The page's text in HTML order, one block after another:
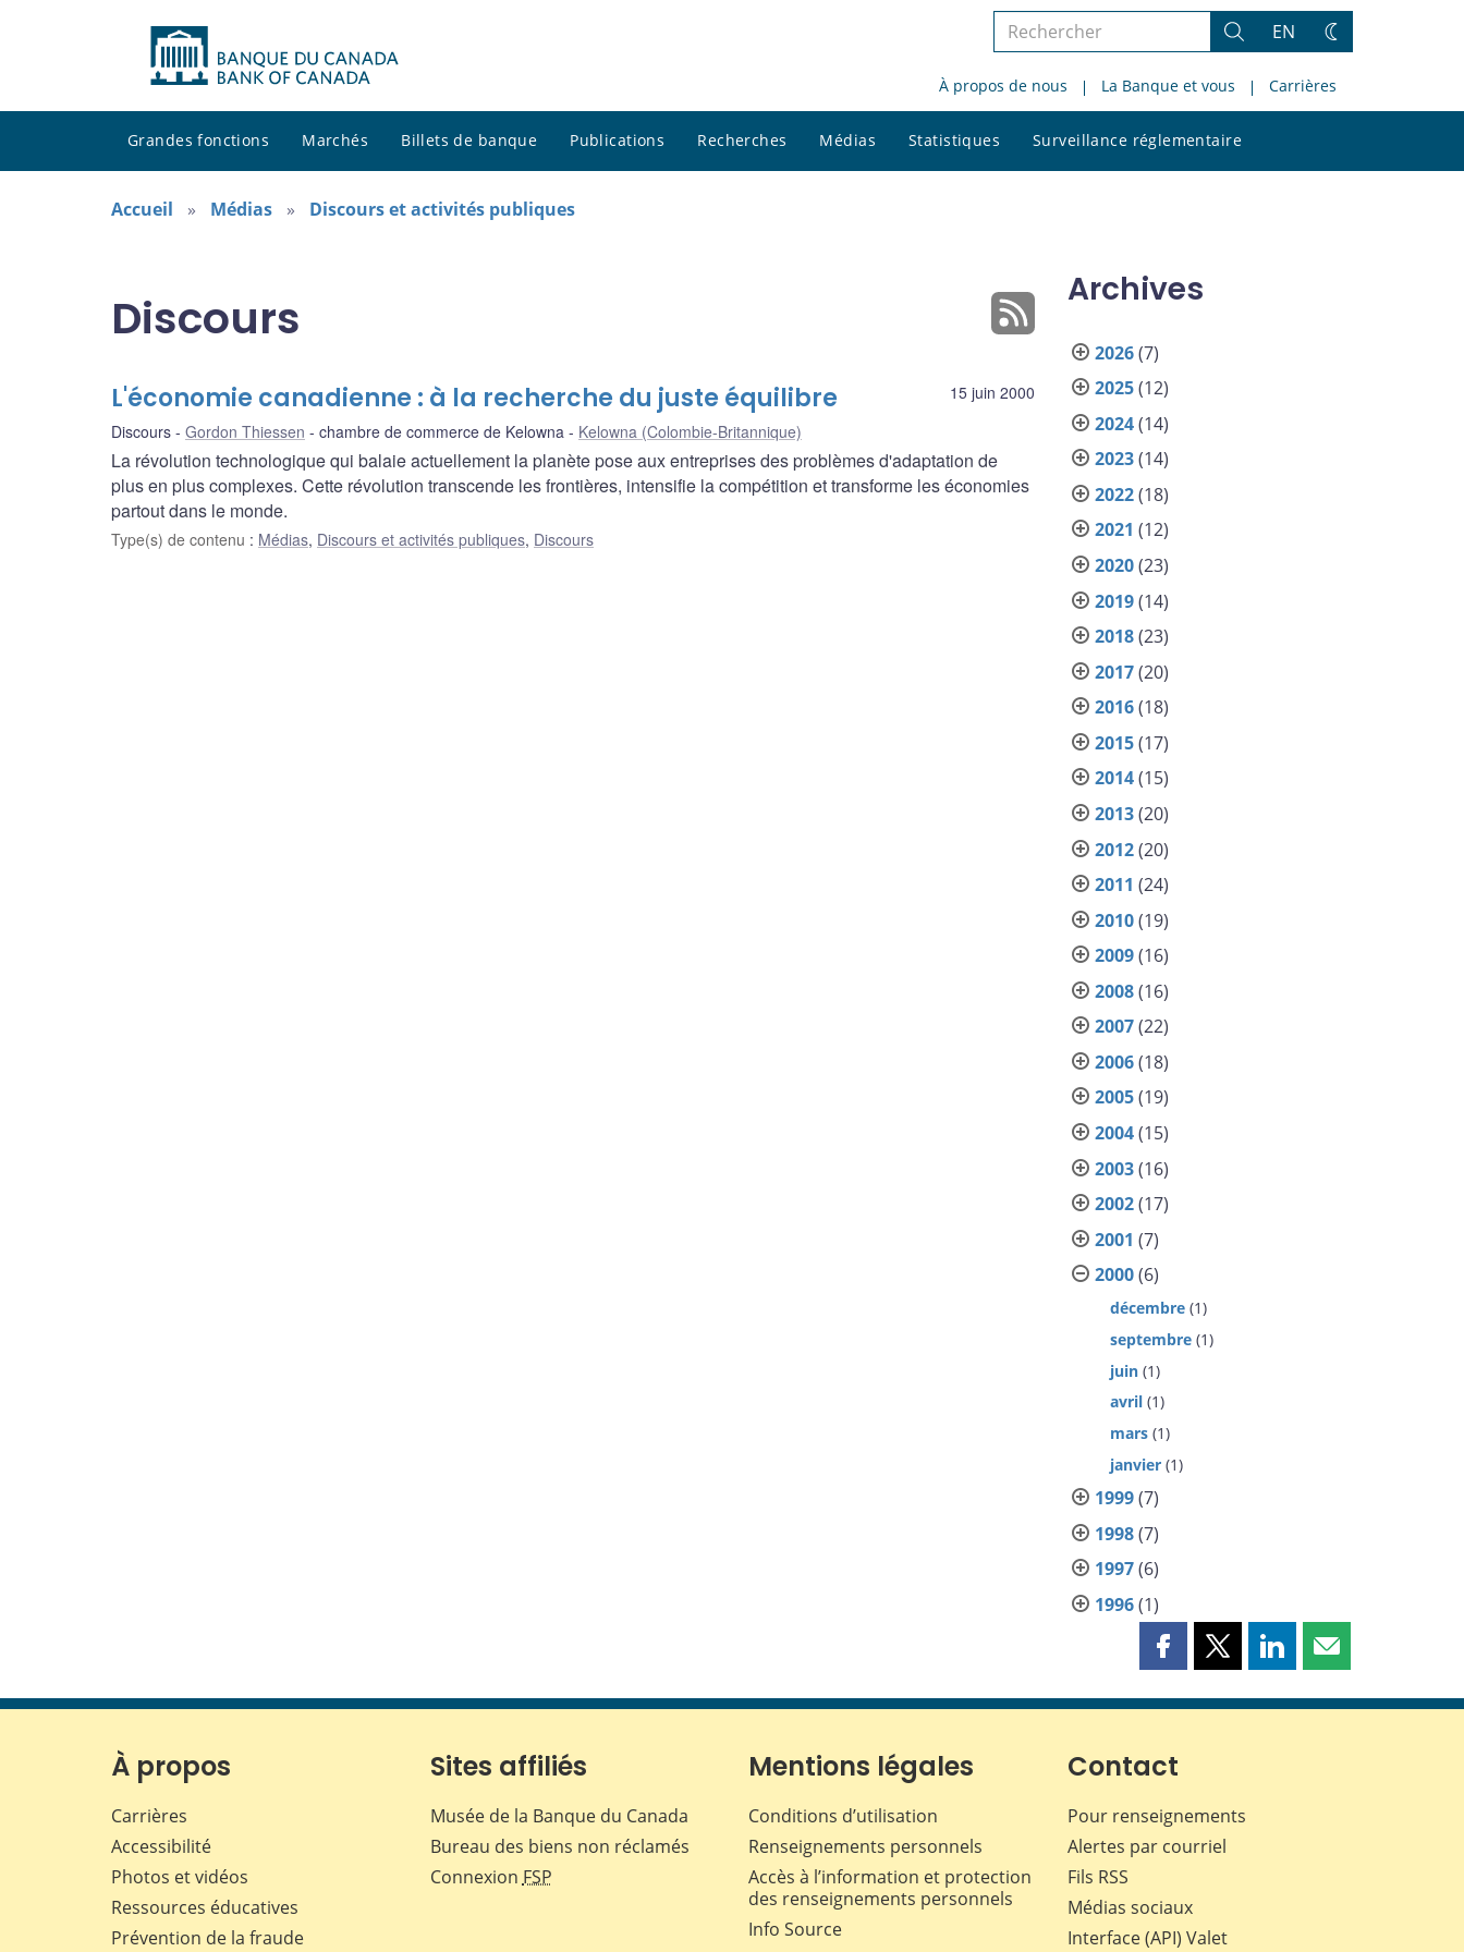
Rechercher
le
site
Rechercher
EN
Changez
thème
À propos de nous La Banque et vous Carrières
Grandes fonctions Marchés Billets de banque Publications Recherches Médias Statistiques Surveillance réglementaire
le
Accueil Médias Discours et activités publiques
Discours
15 juin 2000
L'économie canadienne : à la recherche du juste équilibre
Discours Gordon Thiessen chambre de commerce de Kelowna Kelowna (Colombie-Britannique)
La révolution technologique qui balaie actuellement la planète pose aux entreprises des problèmes d'adaptation de
plus en plus complexes. Cette révolution transcende les frontières, intensifie la compétition et transforme les économies
partout dans le monde.
Type(s) de contenu : Médias, Discours et activités publiques, Discours
Archives
2026(7)
2025(12)
2024(14)
2023(14)
2022(18)
2021 (12)
2020(23)
2019(14)
2018(23)
2017(20)
2016(18)
2015(17)
2014(15)
2013(20)
2012(20)
2011 (24)
2010(19)
2009(16)
2008(16)
2007(22)
2006(18)
2005(19)
2004(15)
2003(16)
2002(17)
2001 (7)
2000(6)
décembre (1)
septembre (1)
juin (1)
avril (1)
mars (1)
janvier (1)
1999(7)
1998(7)
1997(6)
1996(1)
Partager
page
Facebook
Partager
page
Partager
page
Partager
page
À propos
Carrières
Accessibilité
Photos et vidéos
Ressources éducatives
Prévention de la fraude
Sites affiliés
Musée de la Banque du Canada
Bureau des biens non réclamés
Connexion FSP
Mentions légales
Conditions d’utilisation
Renseignements personnels
Accès à l’information et protection
des renseignements personnels
Info Source
Contact
Pour renseignements
Alertes par courriel
Fils RSS
Médias sociaux
Interface (API) Valet